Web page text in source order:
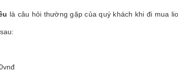
là câu hỏi thường gặp của quý khách khi đi mua